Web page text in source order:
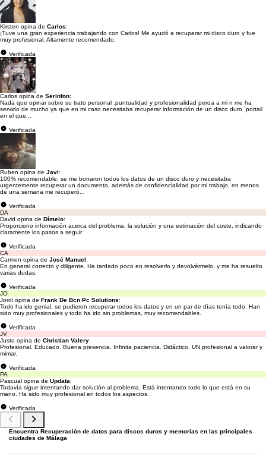
Kirsten opina de Carlos:
¡Tuve una gran experiencia trabajando con Carlos! Me ayudó a recuperar mi disco duro y fue
muy profesional. Altamente recomendado.
Verificada
Carlos opina de Serinfon:
Nada que opinar sobre su trato personal ,puntualidad y profesionalidad peroa a mi n me ha
servido de mucho ya que en mi caso necesitaba recuperar información de un disco duro `portail
en el que...
Verificada
Ruben opina de Javi:
100% recomendable, se me borraron todos los datos de un disco duro y necesitaba
urgentemente recuperar un documento, además de confidencialidad por mi trabajo, en menos
de una semana me recuperó...
Verificada
DA
David opina de Dímelo:
Proporciono información acerca del problema, la solución y una estimación del coste, indicando
claramente los pasos a seguir
Verificada
CA
Carmen opina de José Manuel:
En general correcto y diligente. Ha tardado poco en resolverlo y devolvérmelo, y me ha resuelto
varias dudas.
Verificada
JO
Jordi opina de Frank De Bcn Pc Solutions:
Todo ha ido genial, se pudieron recuperar todos los datos y en un par de días tenía todo. Han
sido muy profesionales y todo ha ido sin problemas, muy recomendables.
Verificada
JV
Justo opina de Christian Valery:
Profesional. Educado. Buena presencia. Infinita paciencia. Didáctico. UN profesional a valorar y
mimar.
Verificada
PA
Pascual opina de Updata:
Todavía sigue intentando dar solución al problema. Está intentando todo lo que está en su
mano. Ha sido muy profesional en todos los aspectos.
Verificada
Encuentra Recuperación de datos para discos duros y memorias en las principales
ciudades de Málaga